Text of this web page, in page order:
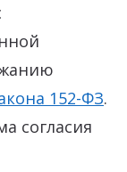
152-ФЗ.
согласия